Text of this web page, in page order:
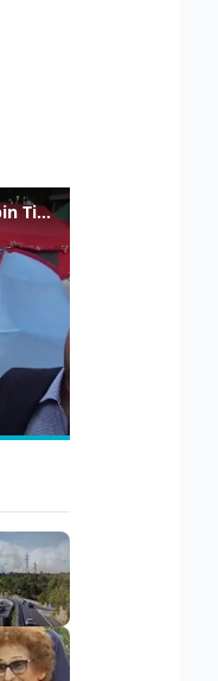
Gualtieri: "Responsabilità del Viminale su Spin Time? La posizione dei partiti è nota"